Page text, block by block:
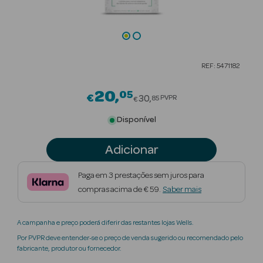
Beauty Season
Nutricosmética
Perfumes
Beauty Season
REF: 5471182
€20 05Price reduced from
€30 85 PVPR
Disponível
Adicionar
Paga em 3 prestações sem juros para
compras acima de € 59. Saber mais
A campanha e preço poderá diferir das restantes lojas Wells.
Por PVPR deve entender-se o preço de venda sugerido ou recomendado pelo
fabricante, produtor ou fornecedor.